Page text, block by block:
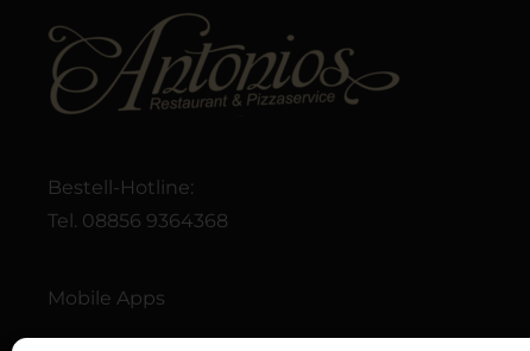
Bestell-Hotline:
Tel. 08856 9364368
Mobile Apps